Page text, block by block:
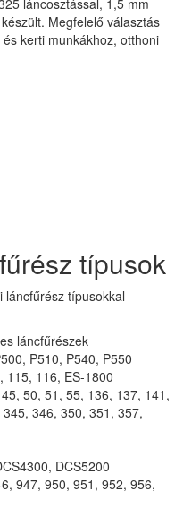
Megfelelő választás
kerti munkákhoz, otthoni
típusok
láncfűrész típusokkal
láncfűrészek
P510, P540, P550
115, 116, ES-1800
50, 51, 55, 136, 137, 141,
346, 350, 351, 357,
DCS5200
947, 950, 951, 952, 956,